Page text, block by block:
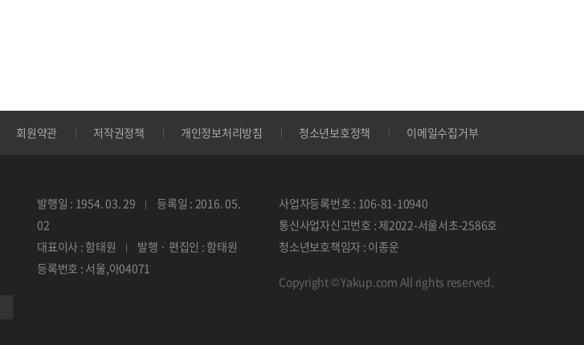
회원약관 저작권정책 개인정보처리방침 청소년보호정책 이메일수집거부
발행일 : 1954. 03. 29
등록일 : 2016. 05.
02
대표이사 : 함태원
발행 · 편집인 : 함태원
등록번호 : 서울,아04071
사업자등록번호 : 106-81-10940
통신사업자신고번호 : 제2022-서울서초-2586호
청소년보호책임자 : 이종운
Copyright © Yakup.com All rights reserved.